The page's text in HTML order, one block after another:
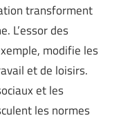
transforment
L’essor des
modifie les
et de loisirs.
et les
les normes